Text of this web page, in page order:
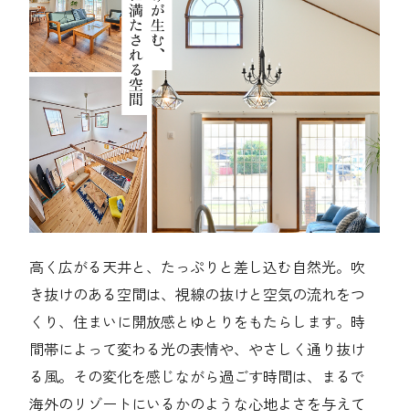
高く広がる天井と、たっぷりと差し込む自然光。吹
き抜けのある空間は、視線の抜けと空気の流れをつ
くり、住まいに開放感とゆとりをもたらします。時
間帯によって変わる光の表情や、やさしく通り抜け
る風。その変化を感じながら過ごす時間は、まるで
海外のリゾートにいるかのような心地よさを与えて